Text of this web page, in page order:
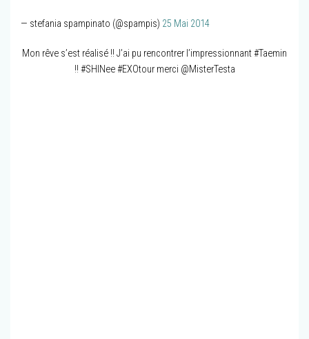
— stefania spampinato (@spampis) 25 Mai 2014
Mon rêve s’est réalisé !! J’ai pu rencontrer l’impressionnant #Taemin
!! #SHINee #EXOtour merci @MisterTesta